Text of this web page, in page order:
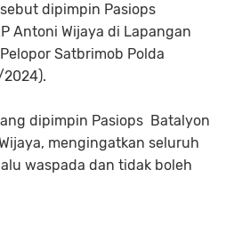
dipimpin Pasiops
Antoni Wijaya di Lapangan
Satbrimob Polda
2024).
dipimpin Pasiops Batalyon
mengingatkan seluruh
waspada dan tidak boleh